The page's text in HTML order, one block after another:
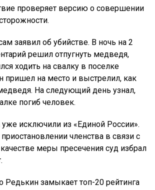
проверяет версию о совершении
заявил об убийстве. В ночь на 2
решил отпугнуть медведя,
ходить на свалку в поселке
пришел на место и выстрелил, как
На следующий день узнал,
погиб человек.
исключили из «Единой России».
членства в связи с
меры пресечения суд избрал
Редькин замыкает топ-20 рейтинга